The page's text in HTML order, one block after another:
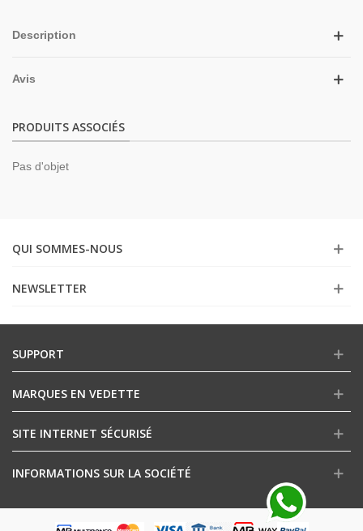
Description
Avis
PRODUITS ASSOCIÉS
Pas d'objet
QUI SOMMES-NOUS
NEWSLETTER
SUPPORT
MARQUES EN VEDETTE
SITE INTERNET SÉCURISÉ
INFORMATIONS SUR LA SOCIÉTÉ